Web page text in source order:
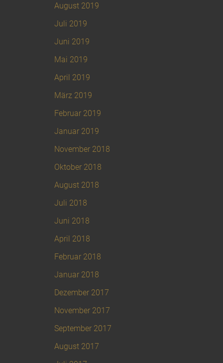
August 2019
Juli 2019
Juni 2019
Mai 2019
April 2019
März 2019
Februar 2019
Januar 2019
November 2018
Oktober 2018
August 2018
Juli 2018
Juni 2018
April 2018
Februar 2018
Januar 2018
Dezember 2017
November 2017
September 2017
August 2017